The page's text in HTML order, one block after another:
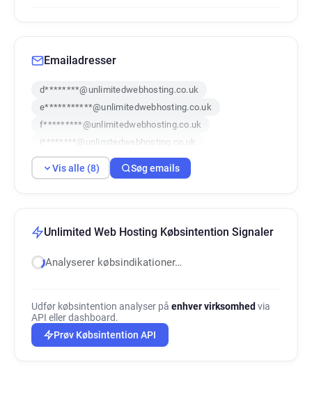
Emailadresser
d********@unlimitedwebhosting.co.uk
e***********@unlimitedwebhosting.co.uk
f*********@unlimitedwebhosting.co.uk
i********@unlimitedwebhosting.co.uk
h*********@unlimitedwebhosting.co.uk
x********@unlimitedwebhosting.co.uk
Vis alle (8) Søg emails
Unlimited Web Hosting Købsintention Signaler
Analyserer købsindikationer…
Udfør købsintention analyser på enhver virksomhed via
API eller dashboard.
Prøv Købsintention API